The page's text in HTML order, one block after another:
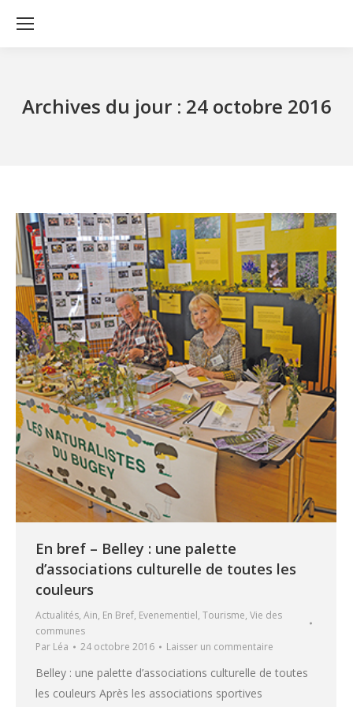
Archives du jour : 24 octobre 2016
En bref – Belley : une palette
d’associations culturelle de toutes les
couleurs
Actualités, Ain, En Bref, Evenementiel, Tourisme, Vie des
communes
Par Léa 24 octobre 2016 Laisser un commentaire
Belley : une palette d’associations culturelle de toutes
les couleurs Après les associations sportives